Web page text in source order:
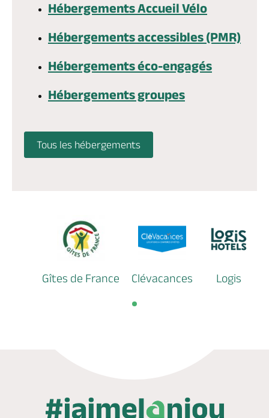
Hébergements Accueil Vélo
Hébergements accessibles (PMR)
Hébergements éco-engagés
Hébergements groupes
Tous les hébergements
Gîtes de France Clévacances Logis